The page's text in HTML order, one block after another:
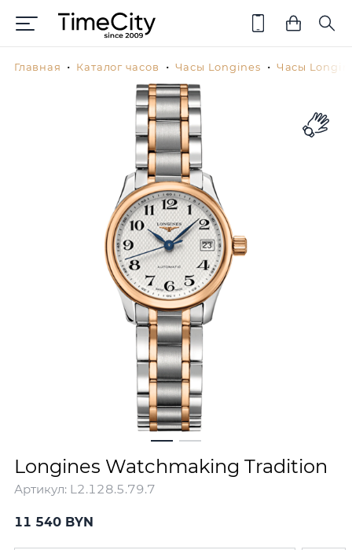
Главная Каталог часов Часы Longines Часы
Longines Watchmaking Tradition
Артикул: L2.128.5.79.7
11 540 BYN